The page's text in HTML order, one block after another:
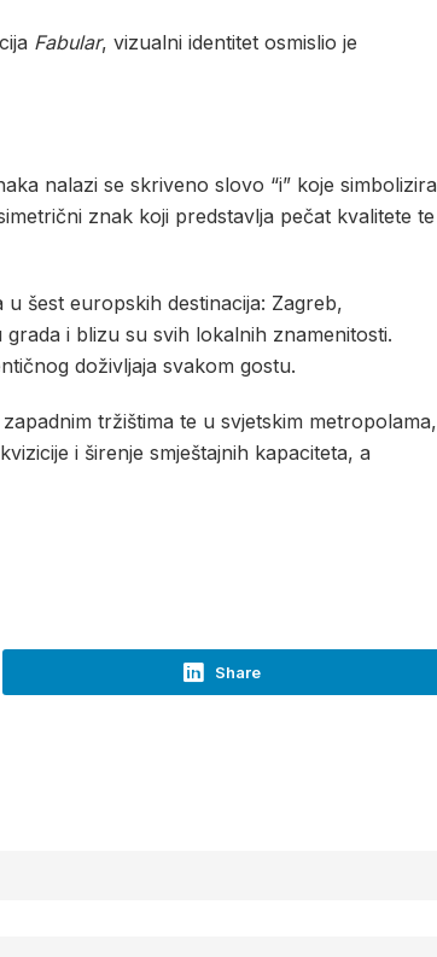
Fabular, vizualni identitet osmislio je
nalazi se skriveno slovo “i” koje simbolizira
znak koji predstavlja pečat kvalitete te
šest europskih destinacija: Zagreb,
i blizu su svih lokalnih znamenitosti.
doživljaja svakom gostu.
tržištima te u svjetskim metropolama,
i širenje smještajnih kapaciteta, a
Share